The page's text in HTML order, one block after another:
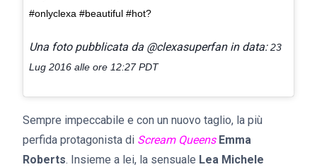
#onlyclexa #beautiful #hot?
Una foto pubblicata da @clexasuperfan in data:23
Lug 2016 alle ore 12:27 PDT
Sempre impeccabile e con un nuovo taglio, la più
perfida protagonista di Scream Queens Emma
Roberts. Insieme a lei, la sensuale Lea Michele